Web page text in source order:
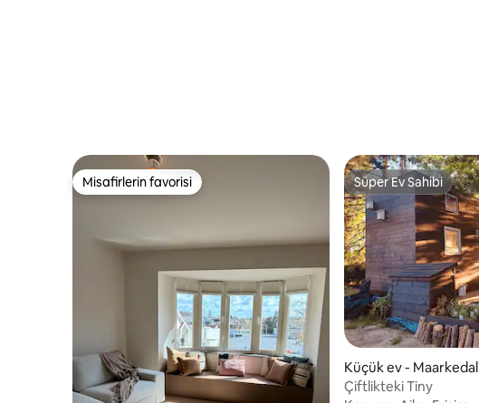
Misafirlerin favorisi
Misafirlerin favorisi Süper Ev Sahibi
Süper Ev Sahibi
Küçük ev - Maarkedal
Çiftlikteki Tiny